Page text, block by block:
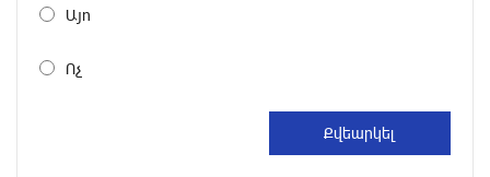
избежать энергодефицита в Армении: Алексей
Այո
Ոչ